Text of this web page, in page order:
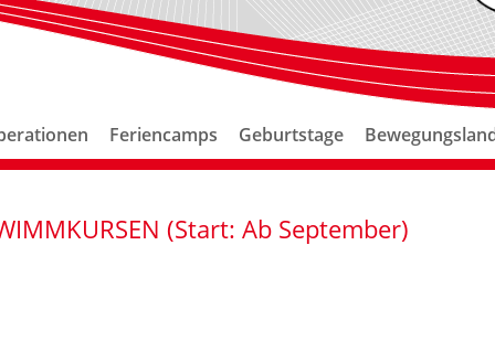
Feriencamps Geburtstage
(Start: Ab September)